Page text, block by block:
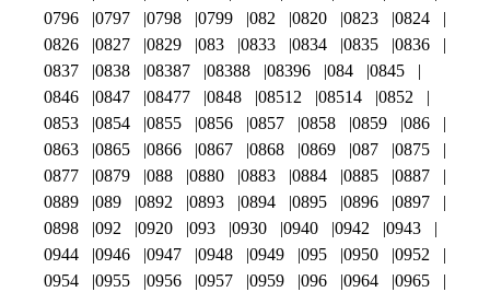
0796
0797 0798 0799 082 0820 0823
0824
0826
0827 0829 083 0833 0834 0835
0836
0837
0838 08387 08388 08396 084
0845
0846
0847 08477 0848 08512 08514
0852
0853
0854 0855 0856 0857 0858 0859
086
0863
0865 0866 0867 0868 0869 087
0875
0877
0879 088 0880 0883 0884 0885
0887
0889
089 0892 0893 0894 0895 0896
0897
0898
092 0920 093 0930 0940 0942
0943
0944
0946 0947 0948 0949 095 0950
0952
0954
0955 0956 0957 0959 096 0964
0965